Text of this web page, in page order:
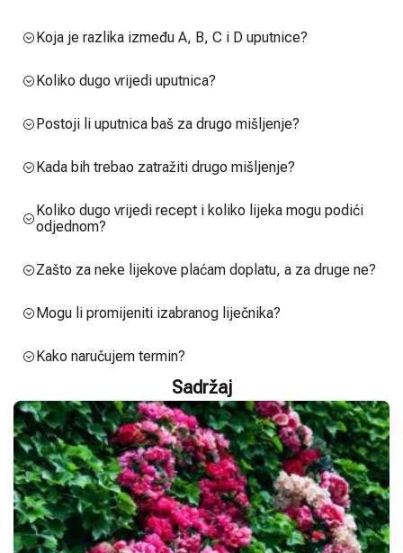
Koja je razlika između A, B, C i D uputnice?
Koliko dugo vrijedi uputnica?
Postoji li uputnica baš za drugo mišljenje?
Kada bih trebao zatražiti drugo mišljenje?
Koliko dugo vrijedi recept i koliko lijeka mogu podići
odjednom?
Zašto za neke lijekove plaćam doplatu, a za druge ne?
Mogu li promijeniti izabranog liječnika?
Kako naručujem termin?
Sadržaj